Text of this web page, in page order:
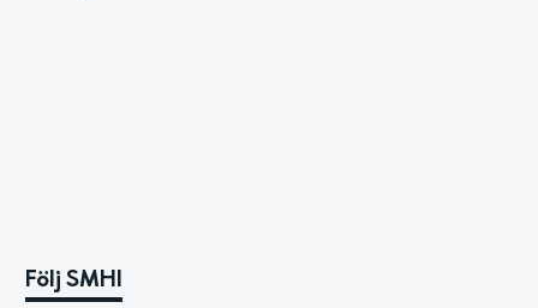
Följ SMHI